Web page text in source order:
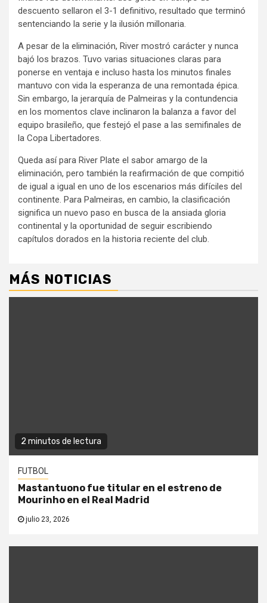
descuento sellaron el 3-1 definitivo, resultado que terminó
sentenciando la serie y la ilusión millonaria.
A pesar de la eliminación, River mostró carácter y nunca
bajó los brazos. Tuvo varias situaciones claras para
ponerse en ventaja e incluso hasta los minutos finales
mantuvo con vida la esperanza de una remontada épica.
Sin embargo, la jerarquía de Palmeiras y la contundencia
en los momentos clave inclinaron la balanza a favor del
equipo brasileño, que festejó el pase a las semifinales de
la Copa Libertadores.
Queda así para River Plate el sabor amargo de la
eliminación, pero también la reafirmación de que compitió
de igual a igual en uno de los escenarios más difíciles del
continente. Para Palmeiras, en cambio, la clasificación
significa un nuevo paso en busca de la ansiada gloria
continental y la oportunidad de seguir escribiendo
capítulos dorados en la historia reciente del club.
MÁS NOTICIAS
2 minutos de lectura
FUTBOL
Mastantuono fue titular en el estreno de
Mourinho en el Real Madrid
julio 23, 2026